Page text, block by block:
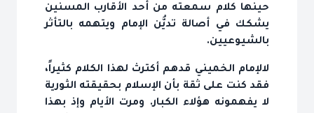
حينها كلام سمعته من أحد الأقارب المسنين
يشكك في أصالة تديُّن الإمام ويتهمه بالتأثر
بالشيوعيين.
لالإمام الخميني قدهم أكترث لهذا الكلام كثيراً،
فقد كنت على ثقة بأن الإسلام بحقيقته الثورية
لا يفهمونه هؤلاء الكبار. ومرت الأيام وإذ بهذا